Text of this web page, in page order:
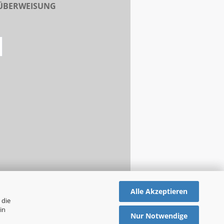
die
Alle Akzeptieren
Nur Notwendige